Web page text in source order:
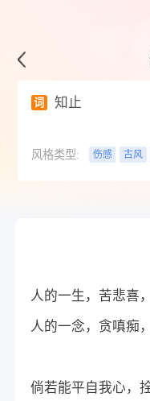
词 知止
风格类型: 伤感 古风
人的一生，苦悲喜
人的一念，贪嗔痴
倘若能平自我心，